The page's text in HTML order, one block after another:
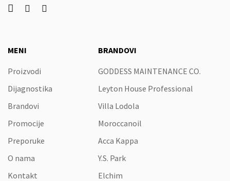
  
MENI
Proizvodi
Dijagnostika
Brandovi
Promocije
Preporuke
O nama
Kontakt
BRANDOVI
GODDESS MAINTENANCE CO.
Leyton House Professional
Villa Lodola
Moroccanoil
Acca Kappa
Y.S. Park
Elchim